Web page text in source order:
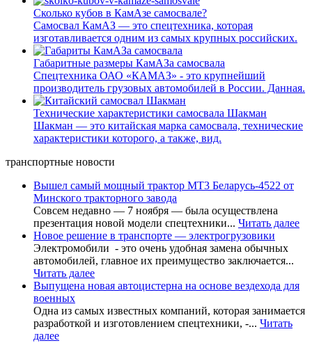
Сколько кубов в КамАзе самосвале?
Самосвал КамАЗ — это спецтехника, которая
изготавливается одним из самых крупных российских.
Габаритные размеры КамАЗа самосвала
Спецтехника ОАО «КАМАЗ» - это крупнейший
производитель грузовых автомобилей в России. Данная.
Технические характеристики самосвала Шакман
Шакман — это китайская марка самосвала, технические
характеристики которого, а также, вид.
транспортные новости
Вышел самый мощный трактор МТ3 Беларусь-4522 от
Минского тракторного завода
Совсем недавно — 7 ноября — была осуществлена
презентация новой модели спецтехники... Читать далее
Новое решение в транспорте — электрогрузовики
Электромобили - это очень удобная замена обычных
автомобилей, главное их преимущество заключается...
Читать далее
Выпущена новая автоцистерна на основе вездехода для
военных
Одна из самых известных компаний, которая занимается
разработкой и изготовлением спецтехники, -... Читать
далее